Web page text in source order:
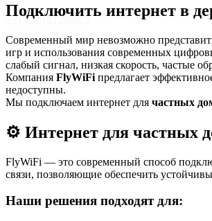
+7(938)8128663
info@flywifi.ru
Подключить интернет в
Современный мир невозможно
игр и использования современных
слабый сигнал, низкая скорость, частые
Компания FlyWiFi предлагает
недоступны.
Мы подключаем интернет для частных
⚙️ Интернет для частных
FlyWiFi — это современный способ
связи, позволяющие обеспечить
Наши решения подходят для: